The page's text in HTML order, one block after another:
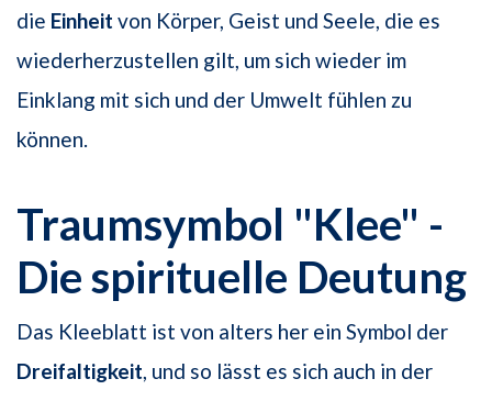
die Einheit von Körper, Geist und Seele, die es
wiederherzustellen gilt, um sich wieder im
Einklang mit sich und der Umwelt fühlen zu
können.
Traumsymbol "Klee" -
Die spirituelle Deutung
Das Kleeblatt ist von alters her ein Symbol der
Dreifaltigkeit, und so lässt es sich auch in der